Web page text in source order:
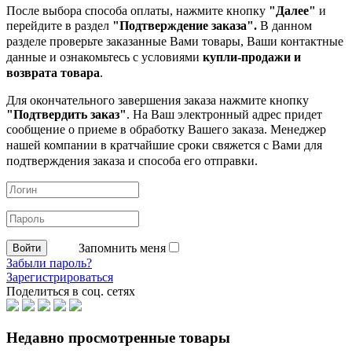
После выбора способа оплаты, нажмите кнопку "Далее" и
перейдите в раздел "Подтверждение заказа". В данном
разделе проверьте заказанные Вами товары, Ваши контактные
данные и ознакомьтесь с условиями купли-продажи и
возврата товара.
Для окончательного завершения заказа нажмите кнопку
"Подтвердить заказ". На Ваш электронный адрес придет
сообщение о приеме в обработку Вашего заказа. Менеджер
нашей компании в кратчайшие сроки свяжется с Вами для
подтверждения заказа и способа его отправки.
Запомнить меня
Забыли пароль?
Зарегистрироваться
Поделиться в соц. сетях
Недавно просмотренные товары